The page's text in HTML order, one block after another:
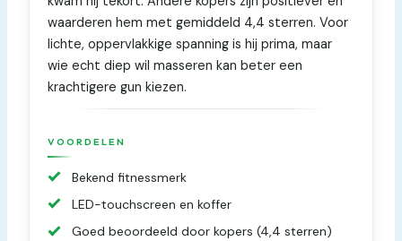
waarderen hem met gemiddeld 4,4 sterren. Voor
lichte, oppervlakkige spanning is hij prima, maar
wie echt diep wil masseren kan beter een
krachtigere gun kiezen.
VOORDELEN
Bekend fitnessmerk
LED-touchscreen en koffer
Goed beoordeeld door kopers (4,4 sterren)